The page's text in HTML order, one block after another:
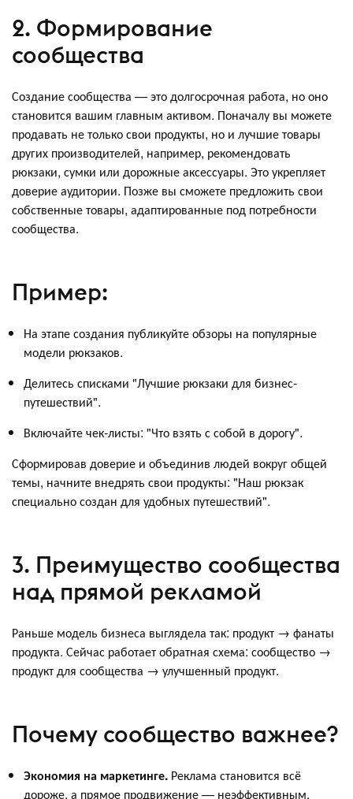
2. Формирование
сообщества
Создание сообщества — это долгосрочная работа, но оно
становится вашим главным активом. Поначалу вы можете
продавать не только свои продукты, но и лучшие товары
других производителей, например, рекомендовать
рюкзаки, сумки или дорожные аксессуары. Это укрепляет
доверие аудитории. Позже вы сможете предложить свои
собственные товары, адаптированные под потребности
сообщества.
Пример:
На этапе создания публикуйте обзоры на популярные
модели рюкзаков.
Делитесь списками "Лучшие рюкзаки для бизнес-
путешествий".
Включайте чек-листы: "Что взять с собой в дорогу".
Сформировав доверие и объединив людей вокруг общей
темы, начните внедрять свои продукты: "Наш рюкзак
специально создан для удобных путешествий".
3. Преимущество сообщества
над прямой рекламой
Раньше модель бизнеса выглядела так: продукт → фанаты
продукта. Сейчас работает обратная схема: сообщество →
продукт для сообщества → улучшенный продукт.
Почему сообщество важнее?
Экономия на маркетинге. Реклама становится всё
дороже, а прямое продвижение — неэффективным.